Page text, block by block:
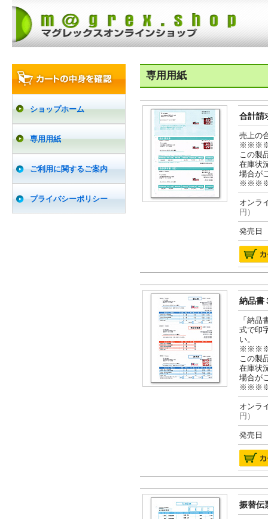
ショップホーム
専用用紙
ご利用に関するご案内
プライバシーポリシー
専用用紙
合計請
売上の
この製
在庫状
場合が
オン
円）
発売日
納品書
「納
式で印
い。
この製
在庫状
場合が
オン
円）
発売日
振替伝